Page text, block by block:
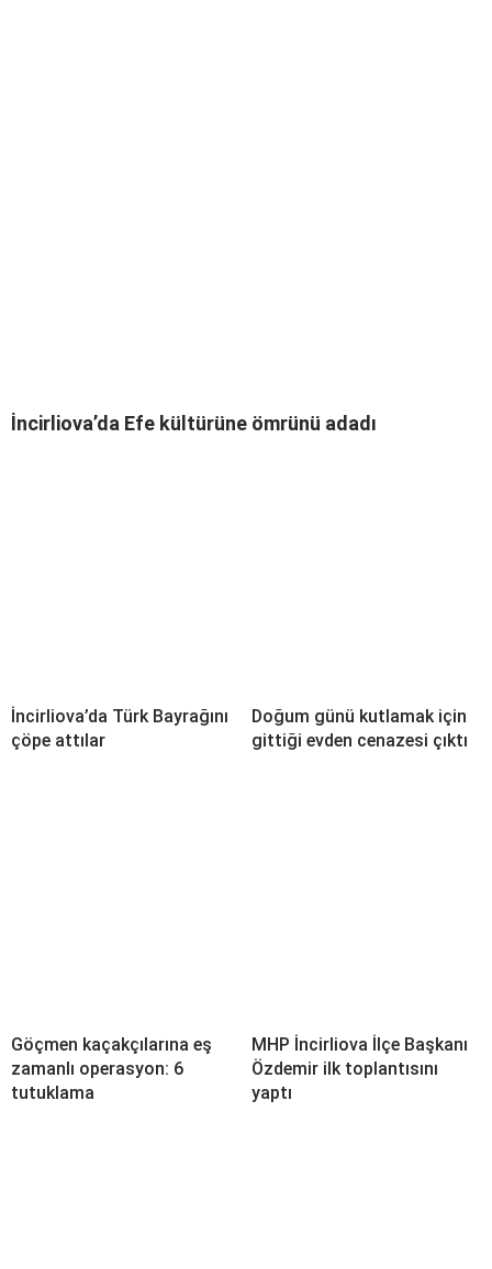
İncirliova’da Efe kültürüne ömrünü adadı
İncirliova’da Türk Bayrağını
çöpe attılar
Doğum günü kutlamak için
gittiği evden cenazesi çıktı
Göçmen kaçakçılarına eş
zamanlı operasyon: 6
tutuklama
MHP İncirliova İlçe Başkanı
Özdemir ilk toplantısını
yaptı